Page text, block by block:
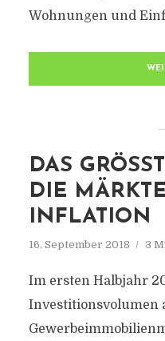
Wohnungen und
DAS
IE MÄRKTE
NFLATION
16. September 2018 3
Im ersten Halbjahr
Investitionsvolumen